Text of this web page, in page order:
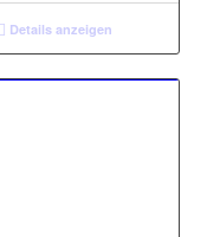
Details anzeigen